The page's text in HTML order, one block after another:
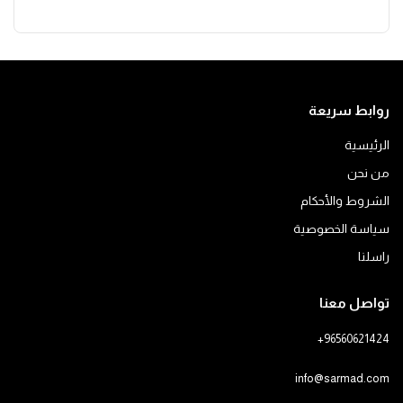
روابط سريعة
الرئيسية
من نحن
الشروط والأحكام
سياسة الخصوصية
راسلنا
تواصل معنا
+96560621424
info@sarmad.com